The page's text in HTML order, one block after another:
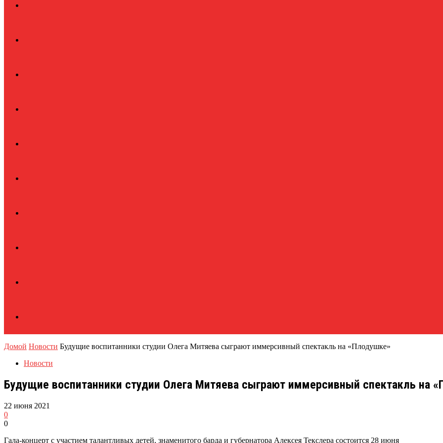
Домой Новости Будущие воспитанники студии Олега Митяева сыграют иммерсивный спектакль на «Плодушке»
Новости
Будущие воспитанники студии Олега Митяева сыграют иммерсивный спектакль на
22 июня 2021
0
0
Гала-концерт с участием талантливых детей, знаменитого барда и губернатора Алексея Текслера состоится 28 июня